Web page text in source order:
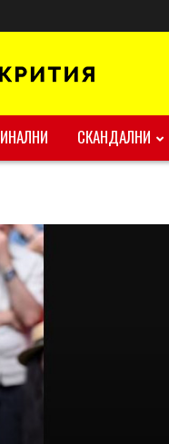
СКАНДАЛНИ